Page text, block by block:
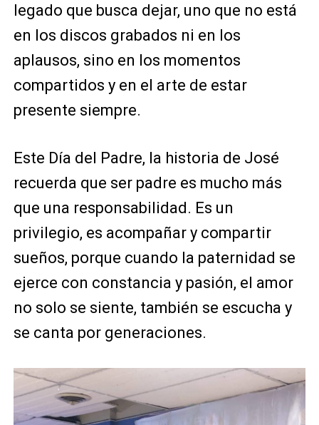
legado que busca dejar, uno que no está
en los discos grabados ni en los
aplausos, sino en los momentos
compartidos y en el arte de estar
presente siempre.
Este Día del Padre, la historia de José
recuerda que ser padre es mucho más
que una responsabilidad. Es un
privilegio, es acompañar y compartir
sueños, porque cuando la paternidad se
ejerce con constancia y pasión, el amor
no solo se siente, también se escucha y
se canta por generaciones.